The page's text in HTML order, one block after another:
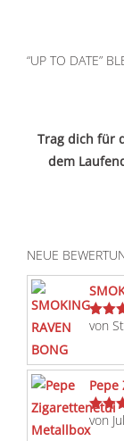
“UP TO DATE”
Trag dich für
dem
NEUE
von
mit
von